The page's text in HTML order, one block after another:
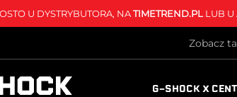
U DYSTRYBUTORA, NATIMETREND.PLLUB U
Zobacz
G-SHOCK X